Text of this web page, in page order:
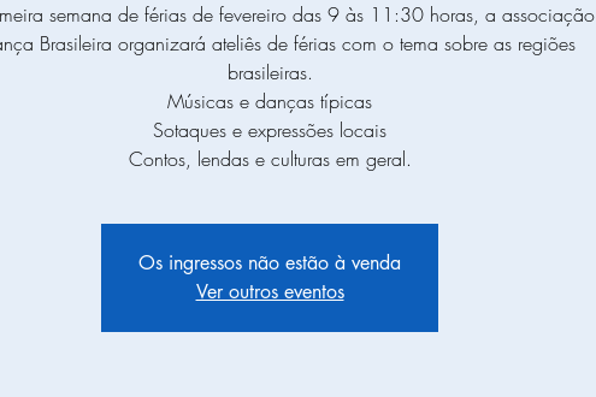
semana de férias de fevereiro das 9 às 11:30 horas, a associação
Brasileira organizará ateliês de férias com o tema sobre as regiões
brasileiras.
Músicas e danças típicas
Sotaques e expressões locais
Contos, lendas e culturas em geral.
Os ingressos não estão à venda
Ver outros eventos